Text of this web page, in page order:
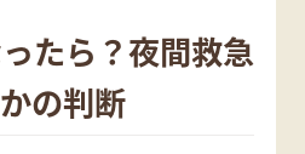
たら？夜間救急
の判断